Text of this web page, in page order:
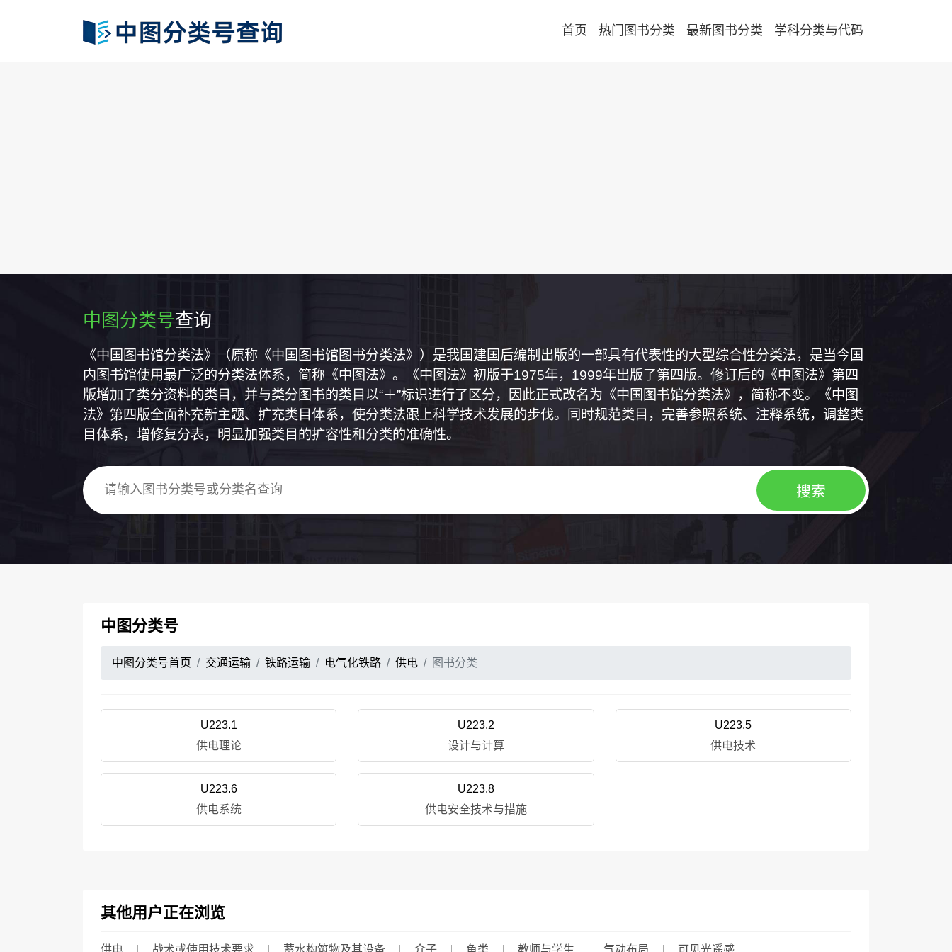
首页 热门图书分类 最新图书分类 学科分类与代码
中图分类号查询
《中国图书馆分类法》（原称《中国图书馆图书分类法》）是我国建国后编制出版的一部具有代表性的大型综合性分类法，是当今国
内图书馆使用最广泛的分类法体系，简称《中图法》。《中图法》初版于1975年，1999年出版了第四版。修订后的《中图法》第四
版增加了类分资料的类目，并与类分图书的类目以“＋”标识进行了区分，因此正式改名为《中国图书馆分类法》，简称不变。《中图
法》第四版全面补充新主题、扩充类目体系，使分类法跟上科学技术发展的步伐。同时规范类目，完善参照系统、注释系统，调整类
目体系，增修复分表，明显加强类目的扩容性和分类的准确性。
中图分类号
中图分类号首页 交通运输 铁路运输 电气化铁路 供电 图书分类
U223.1
供电理论
U223.2
设计与计算
U223.5
供电技术
U223.6
供电系统
U223.8
供电安全技术与措施
其他用户正在浏览
供电 战术或使用技术要求 蓄水构筑物及其设备 介子 鱼类 教师与学生 气动布局 可见光遥感